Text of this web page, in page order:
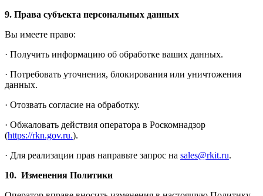
9. Права субъекта персональных данных
Вы имеете право:
· Получить информацию об обработке ваших данных.
· Потребовать уточнения, блокирования или уничтожения
данных.
· Отозвать согласие на обработку.
· Обжаловать действия оператора в Роскомнадзор
(https://rkn.gov.ru.).
· Для реализации прав направьте запрос на sales@rkit.ru.
10. Изменения Политики